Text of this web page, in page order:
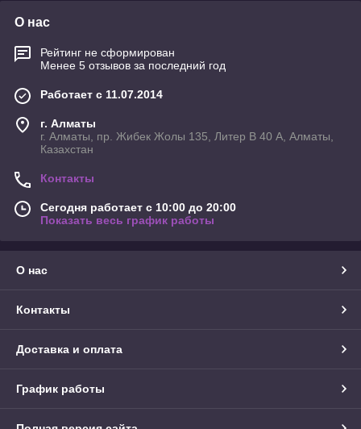
О нас
Рейтинг не сформирован
Менее 5 отзывов за последний год
Работает с 11.07.2014
г. Алматы
г. Алматы, пр. Жибек Жолы 135, Литер В 40 А, Алматы,
Казахстан
Контакты
Сегодня работает с 10:00 до 20:00
Показать весь график работы
О нас
Контакты
Доставка и оплата
График работы